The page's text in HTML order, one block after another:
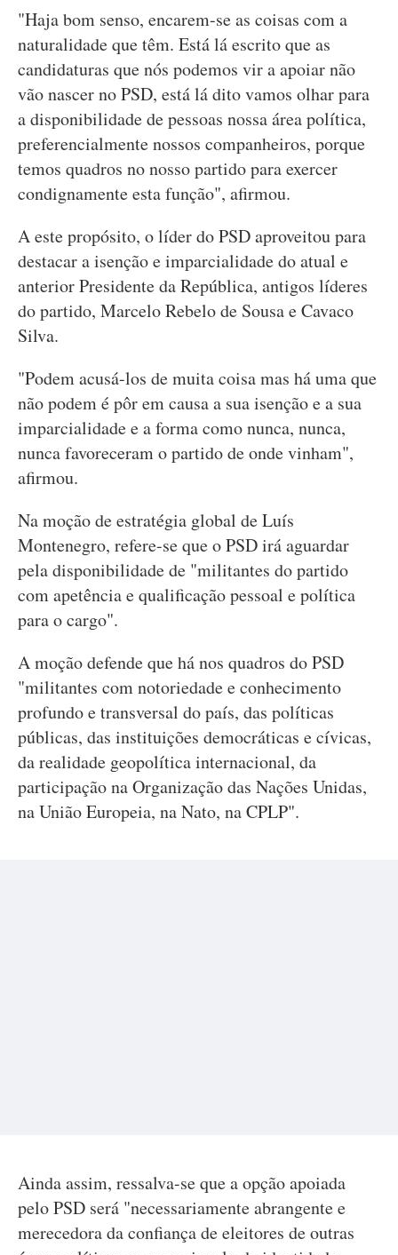
"Haja bom senso, encarem-se as coisas com a
naturalidade que têm. Está lá escrito que as
candidaturas que nós podemos vir a apoiar não
vão nascer no PSD, está lá dito vamos olhar para
a disponibilidade de pessoas nossa área política,
preferencialmente nossos companheiros, porque
temos quadros no nosso partido para exercer
condignamente esta função", afirmou.
A este propósito, o líder do PSD aproveitou para
destacar a isenção e imparcialidade do atual e
anterior Presidente da República, antigos líderes
do partido, Marcelo Rebelo de Sousa e Cavaco
Silva.
"Podem acusá-los de muita coisa mas há uma que
não podem é pôr em causa a sua isenção e a sua
imparcialidade e a forma como nunca, nunca,
nunca favoreceram o partido de onde vinham",
afirmou.
Na moção de estratégia global de Luís
Montenegro, refere-se que o PSD irá aguardar
pela disponibilidade de "militantes do partido
com apetência e qualificação pessoal e política
para o cargo".
A moção defende que há nos quadros do PSD
"militantes com notoriedade e conhecimento
profundo e transversal do país, das políticas
públicas, das instituições democráticas e cívicas,
da realidade geopolítica internacional, da
participação na Organização das Nações Unidas,
na União Europeia, na Nato, na CPLP".
Ainda assim, ressalva-se que a opção apoiada
pelo PSD será "necessariamente abrangente e
merecedora da confiança de eleitores de outras